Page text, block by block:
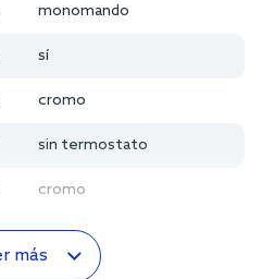
monomando
sí
cromo
sin termostato
cromo
más